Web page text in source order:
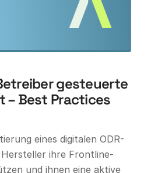
gesteuerte
– Best Practices
eines digitalen ODR-
ihre Frontline-
und ihnen eine aktive